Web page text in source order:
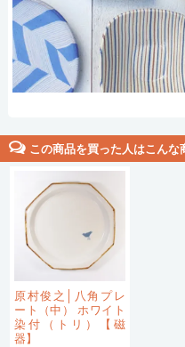
この商品を買った人はこんな
原村俊之│八角プレ
ート（中） ホワイト
染付（トリ）【磁
器】